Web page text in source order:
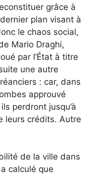
grâce à
plan visant à
le chaos social,
Mario Draghi,
par l’État à titre
une autre
: car, dans
approuvé
perdront jusqu’à
leurs crédits. Autre
de la ville dans
calculé que